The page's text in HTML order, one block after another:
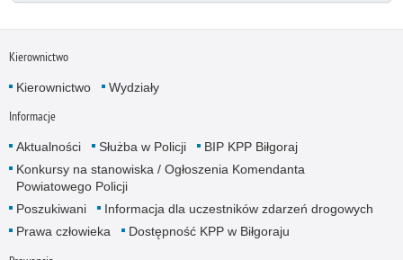
Kierownictwo
Kierownictwo Wydziały
Informacje
Aktualności Służba w Policji
BIP KPP Biłgoraj
Konkursy na stanowiska / Ogłoszenia Komendanta
Powiatowego Policji
Poszukiwani
Informacja dla uczestników zdarzeń drogowych
Prawa człowieka
Dostępność KPP w Biłgoraju